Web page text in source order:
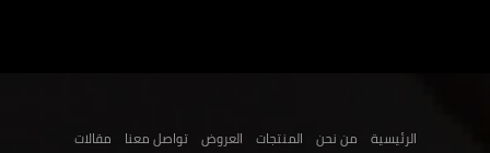
الرئيسية من نحن المنتجات العروض تواصل معنا مقالات